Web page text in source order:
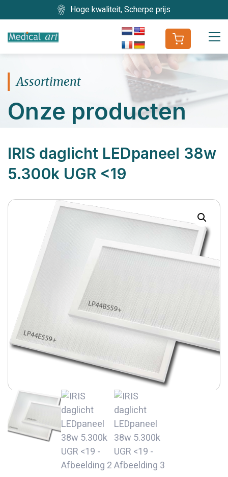
Hoge kwaliteit, Scherpe prijs
Assortiment
Onze producten
IRIS daglicht LEDpaneel 38w
5.300k UGR <19